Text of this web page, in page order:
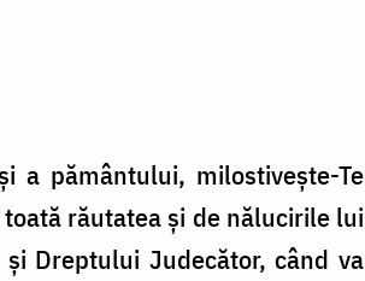
a pământului, milostivește-Te
răutatea și de nălucirile lui
Dreptului Judecător, când va